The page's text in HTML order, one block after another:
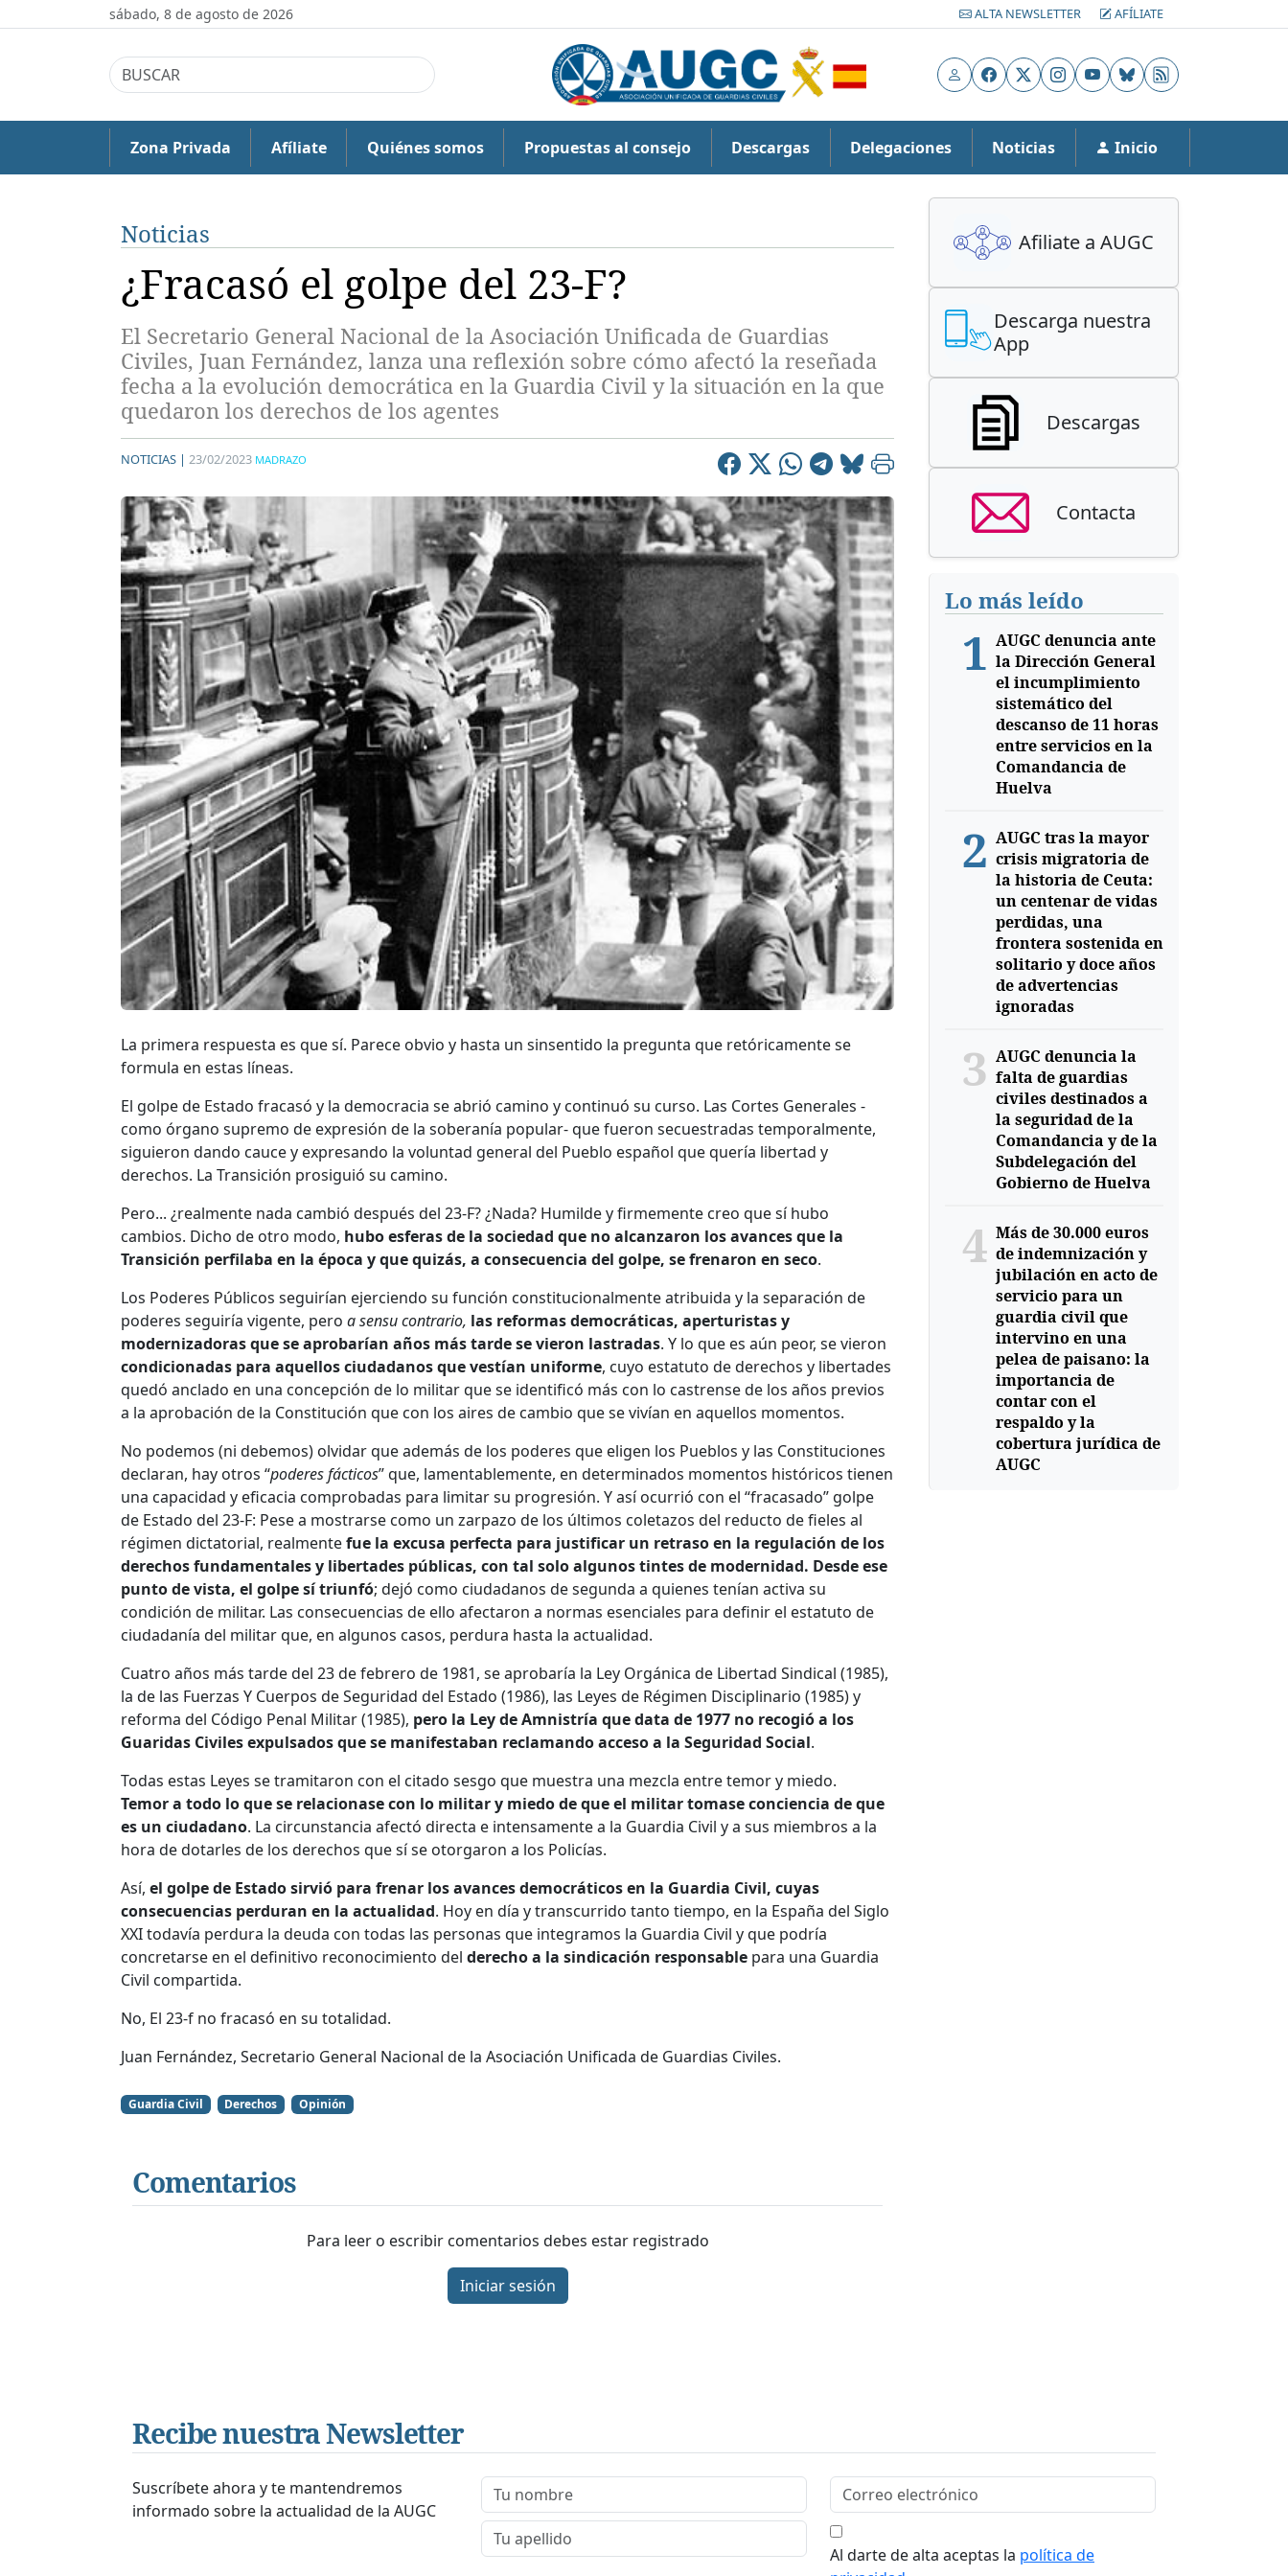
sábado, 8 de agosto de 2026 ALTA NEWSLETTER AFÍLIATE
UsuarioFacebook
X Instagram
YouTubeBluesky
RSS
Zona Privada Afíliate Quiénes somos Propuestas al consejo Descargas Delegaciones Noticias Inicio
Noticias
¿Fracasó el golpe del 23-F?
El Secretario General Nacional de la Asociación Unificada de Guardias
Civiles, Juan Fernández, lanza una reflexión sobre cómo afectó la reseñada
fecha a la evolución democrática en la Guardia Civil y la situación en la que
quedaron los derechos de los agentes
NOTICIAS | 23/02/2023 MADRAZO
La primera respuesta es que sí. Parece obvio y hasta un sinsentido la pregunta que retóricamente se
formula en estas líneas.
El golpe de Estado fracasó y la democracia se abrió camino y continuó su curso. Las Cortes Generales -
como órgano supremo de expresión de la soberanía popular- que fueron secuestradas temporalmente,
siguieron dando cauce y expresando la voluntad general del Pueblo español que quería libertad y
derechos. La Transición prosiguió su camino.
Pero... ¿realmente nada cambió después del 23-F? ¿Nada? Humilde y firmemente creo que sí hubo
cambios. Dicho de otro modo, hubo esferas de la sociedad que no alcanzaron los avances que la
Transición perfilaba en la época y que quizás, a consecuencia del golpe, se frenaron en seco.
Los Poderes Públicos seguirían ejerciendo su función constitucionalmente atribuida y la separación de
poderes seguiría vigente, pero a sensu contrario, las reformas democráticas, aperturistas y
modernizadorasque se aprobarían años más tarde se vieron lastradas. Y lo que es aún peor, se vieron
condicionadas para aquellos ciudadanos que vestían uniforme, cuyo estatuto de derechos y libertades
quedó anclado en una concepción de lo militar que se identificó más con lo castrense de los años previos
a la aprobación de la Constitución que con los aires de cambio que se vivían en aquellos momentos.
No podemos (ni debemos) olvidar que además de los poderes que eligen los Pueblos y las Constituciones
declaran, hay otros “poderes fácticos” que, lamentablemente, en determinados momentos históricos tienen
una capacidad y eficacia comprobadas para limitar su progresión. Y así ocurrió con el “fracasado” golpe
de Estado del 23-F: Pese a mostrarse como un zarpazo de los últimos coletazos del reducto de fieles al
régimen dictatorial, realmentefue la excusa perfecta para justificar un retraso en la regulación de los
derechos fundamentales y libertades públicas, con tal solo algunos tintes de modernidad. Desde ese
punto de vista, el golpe sí triunfó; dejó como ciudadanos de segunda a quienes tenían activa su
condición de militar. Las consecuencias de ello afectaron a normas esenciales para definir el estatuto de
ciudadanía del militar que, en algunos casos, perdura hasta la actualidad.
Cuatro años más tarde del 23 de febrero de 1981, se aprobaría la Ley Orgánica de Libertad Sindical (1985),
la de las Fuerzas Y Cuerpos de Seguridad del Estado (1986), las Leyes de Régimen Disciplinario (1985) y
reforma del Código Penal Militar (1985), pero la Ley de Amnistría que data de 1977 no recogió a los
Guaridas Civiles expulsados que se manifestaban reclamando acceso a la Seguridad Social.
Todas estas Leyes se tramitaron con el citado sesgo que muestra una mezcla entre temor y miedo.
Temor a todo lo que se relacionase con lo militar y miedo de que el militar tomase conciencia de que
es un ciudadano. La circunstancia afectó directa e intensamente a la Guardia Civil y a sus miembros a la
hora de dotarles de los derechos que sí se otorgaron a los Policías.
Así, el golpe de Estado sirvió para frenar los avances democráticos en la Guardia Civil, cuyas
consecuencias perduran en la actualidad. Hoy en día y transcurrido tanto tiempo, en la España del Siglo
XXI todavía perdura la deuda con todas las personas que integramos la Guardia Civil y que podría
concretarse en el definitivo reconocimiento del derecho a la sindicación responsable para una Guardia
Civil compartida.
No, El 23-f no fracasó en su totalidad.
Juan Fernández, Secretario General Nacional de la Asociación Unificada de Guardias Civiles.
Guardia Civil Derechos Opinión
Comentarios
Para leer o escribir comentarios debes estar registrado
Iniciar sesión
Afiliate a AUGC
Descarga nuestra
App
Descargas
Contacta
Lo más leído
1 AUGC denuncia ante
la Dirección General
el incumplimiento
sistemático del
descanso de 11 horas
entre servicios en la
Comandancia de
Huelva
2 AUGC tras la mayor
crisis migratoria de
la historia de Ceuta:
un centenar de vidas
perdidas, una
frontera sostenida en
solitario y doce años
de advertencias
ignoradas
3 AUGC denuncia la
falta de guardias
civiles destinados a
la seguridad de la
Comandancia y de la
Subdelegación del
Gobierno de Huelva
4 Más de 30.000 euros
de indemnización y
jubilación en acto de
servicio para un
guardia civil que
intervino en una
pelea de paisano: la
importancia de
contar con el
respaldo y la
cobertura jurídica de
AUGC
Recibe nuestra Newsletter
Suscríbete ahora y te mantendremos
informado sobre la actualidad de la AUGC
Al darte de alta aceptas la política de